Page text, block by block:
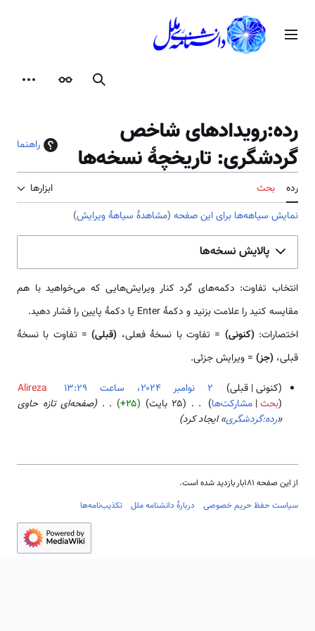
محتوامنوی اصلی
جستجوظاهر
رده:رویدادهای شاخص
گردشگری: تاریخچهٔ نسخه‌ها
راهنما
رده بحث
ابزارها
نمایش سیاهه‌ها برای این صفحه (مشاهدهٔ سیاههٔ ویرایش)
پالایش نسخه‌ها
انتخاب تفاوت: دکمه‌های گرد کنار ویرایش‌هایی که می‌خواهید با هم
مقایسه کنید را علامت بزنید و دکمهٔ Enter یا دکمهٔ پایین را فشار دهید.
اختصارات:(کنونی) = تفاوت با نسخهٔ فعلی، (قبلی)= تفاوت با نسخهٔ
قبلی، (جز) = ویرایش جزئی.
م
ب
کنونی قبلی
Alireza
بحث مشارکت‌ها ۲۵ بایت +۲۵
صفحه‌ای تازه حاوی
«رده:گردشگری» ایجاد کرد
از این صفحه ۱۸۱بار بازدید شده است.
سیاست حفظ حریم خصوصی
دربارهٔ دانشنامه ملل تکذیب‌نامه‌ها